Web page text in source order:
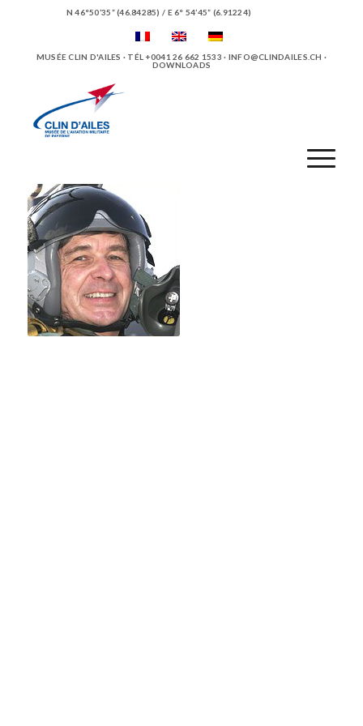
N 46°50’35” (46.84285) / E 6° 54’45” (6.91224)
MUSÉE CLIN D'AILES · TÉL +0041 26 662 1533 · INFO@CLINDAILES.CH ·
DOWNLOADS